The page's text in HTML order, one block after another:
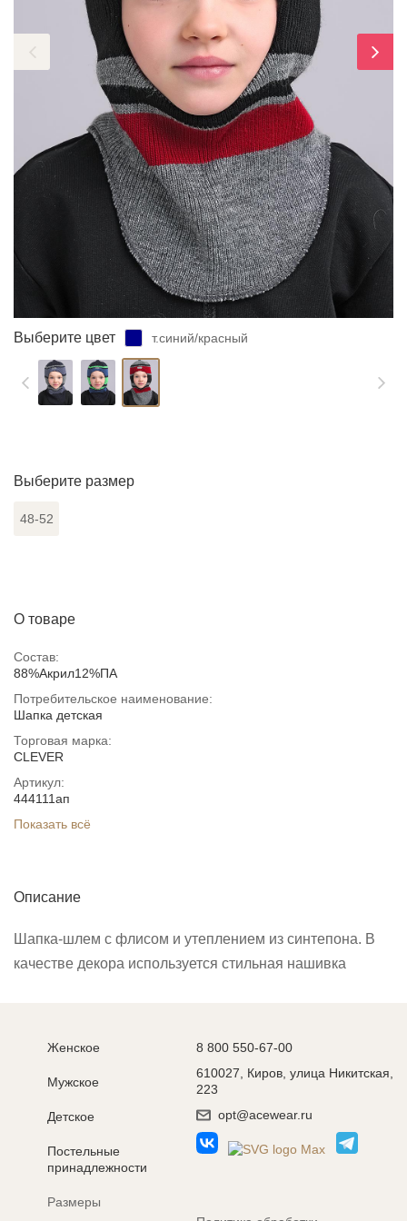
Выберите цвет т.синий/красный
Выберите размер
48-52
О товаре
Состав:
88%Акрил12%ПА
Потребительское наименование:
Шапка детская
Торговая марка:
CLEVER
Артикул:
444111ап
Показать всё
Описание
Шапка-шлем с флисом и утеплением из синтепона. В
качестве декора используется стильная нашивка
Женское
Мужское
Детское
Постельные
принадлежности
Размеры
8 800 550-67-00
610027, Киров, улица Никитская,
223
opt@acewear.ru